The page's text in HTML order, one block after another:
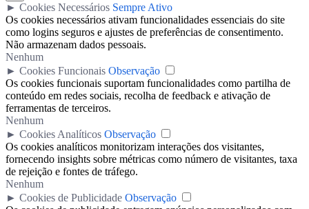
► Cookies Necessários Sempre Ativo
Os cookies necessários ativam funcionalidades essenciais do site
como logins seguros e ajustes de preferências de consentimento.
Não armazenam dados pessoais.
Nenhum
► Cookies Funcionais Observação
Os cookies funcionais suportam funcionalidades como partilha de
conteúdo em redes sociais, recolha de feedback e ativação de
ferramentas de terceiros.
Nenhum
► Cookies Analíticos Observação
Os cookies analíticos monitorizam interações dos visitantes,
fornecendo insights sobre métricas como número de visitantes, taxa
de rejeição e fontes de tráfego.
Nenhum
► Cookies de Publicidade Observação